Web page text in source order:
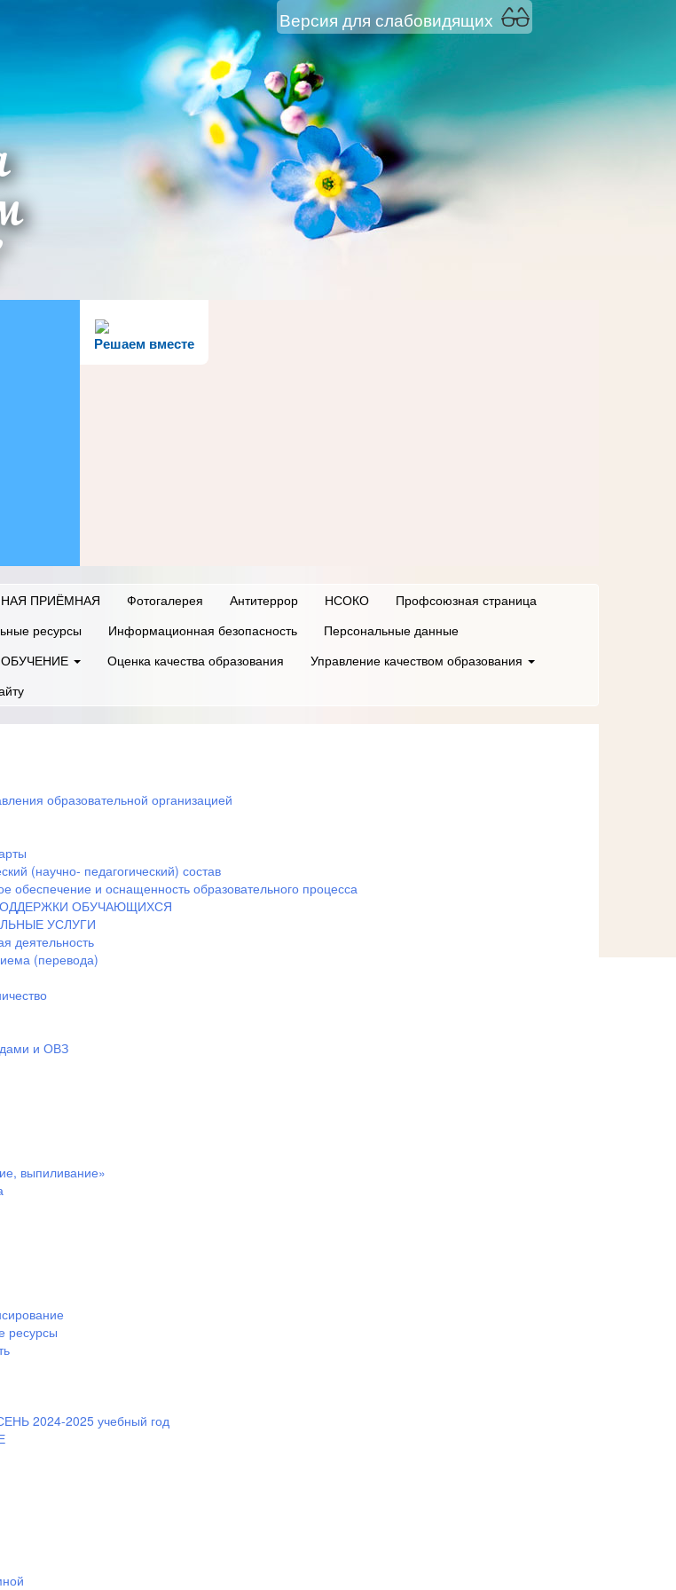
Версия для слабовидящих
Решаем вместе
ПРИЁМНАЯ Фотогалерея Антитеррор НСОКО
Профсоюзная страница
ресурсы Информационная безопасность
Персональные данные
Оценка качества образования
Управление качеством образования
образовательной организацией
(научно- педагогический) состав
обеспечение и оснащенность образовательного процесса
ОБУЧАЮЩИХСЯ
УСЛУГИ
деятельность
(перевода)
и ОВЗ
выпиливание»
ресурсы
2024-2025 учебный год